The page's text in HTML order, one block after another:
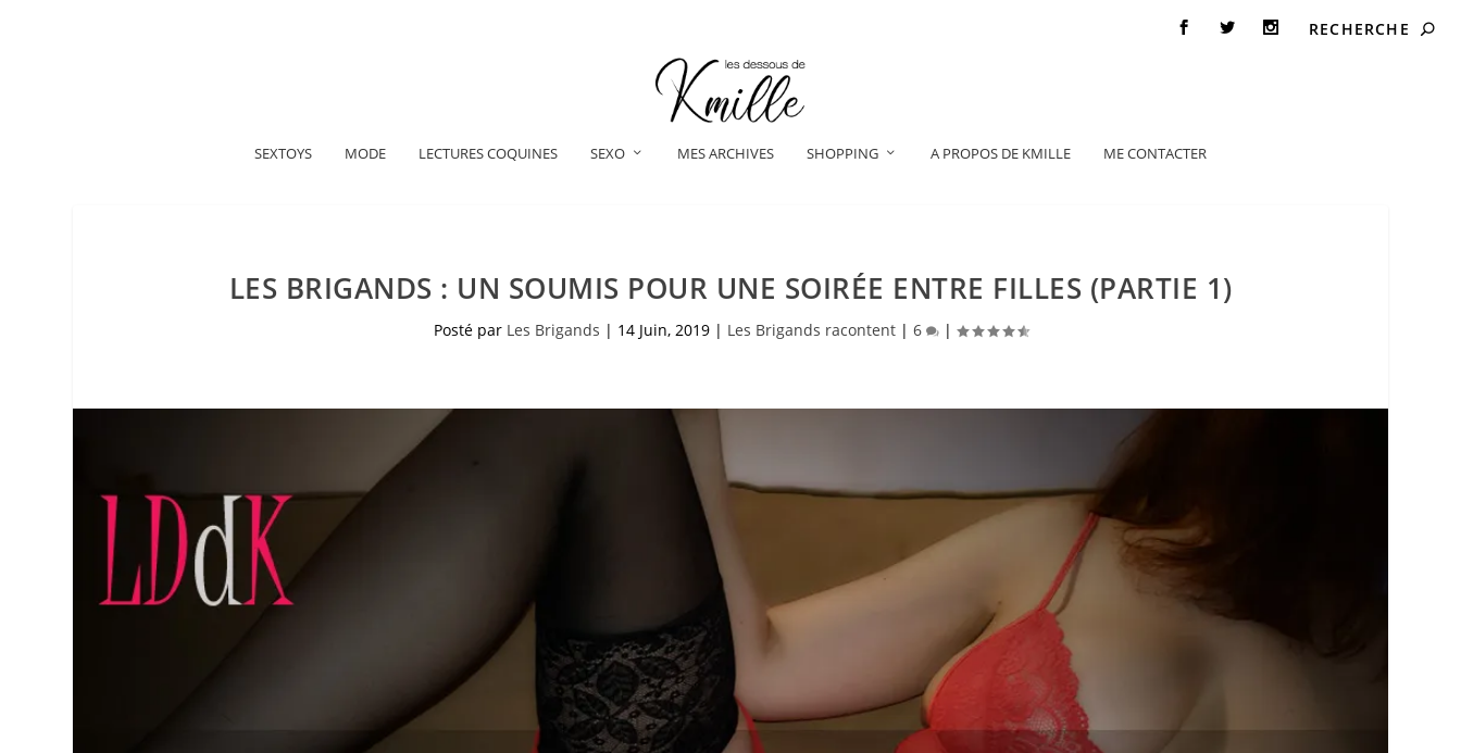
SEXTOYS MODE LECTURES COQUINES SEXO MES ARCHIVES SHOPPING A PROPOS DE KMILLE ME CONTACTER
LES BRIGANDS : UN SOUMIS POUR UNE SOIRÉE ENTRE FILLES (PARTIE 1)
Posté par Les Brigands | 14 Juin, 2019| Les Brigands racontent| 6 |